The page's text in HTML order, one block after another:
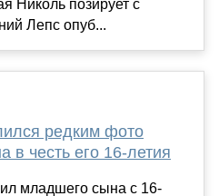
Николь позирует с
Лепс опуб...
редким фото
в честь его 16-летия
младшего сына с 16-